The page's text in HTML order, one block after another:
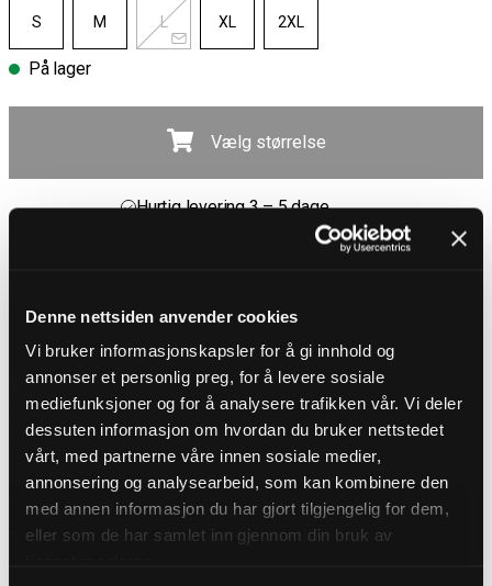
Denne nettsiden anvender cookies
Vi bruker informasjonskapsler for å gi innhold og
annonser et personlig preg, for å levere sosiale
mediefunksjoner og for å analysere trafikken vår. Vi deler
dessuten informasjon om hvordan du bruker nettstedet
vårt, med partnerne våre innen sosiale medier,
annonsering og analysearbeid, som kan kombinere den
med annen informasjon du har gjort tilgjengelig for dem,
eller som de har samlet inn gjennom din bruk av
S M L XL 2XL
På lager
Vælg størrelse
30 dages åbent køb
Hurtig levering 3 – 5 dage
Gratis fragt ved køb over 700 kr
PRODUKTBESKRIVELSE
Tøff denimjakke fra Kingz
En denimjakke med attitude, skabt til at skille sig ud. Den blågrønne
nuance giver et unikt look, mens rå detaljer som nitter, remme og
lynlåse forstærker den rebelske følelse. Designet med knaplukning,
krave og justerbare ærmeafslutninger med knap.
DETALJER
Pasform: Regular fit
Materiale: 97 % bomuld, 5 % elastan
Vaskeanvisning: 30°